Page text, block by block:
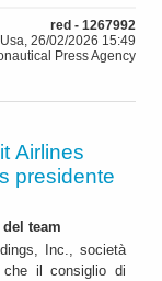
red - 1267992
26/02/2026 15:49
Press Agency
Airlines
presidente
team
Inc., società
il consiglio di